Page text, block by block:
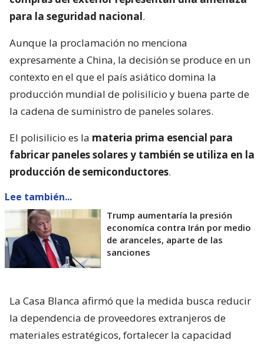
para la seguridad nacional.
Aunque la proclamación no menciona
expresamente a China, la decisión se produce en un
contexto en el que el país asiático domina la
producción mundial de polisilicio y buena parte de
la cadena de suministro de paneles solares.
El polisilicio es la materia prima esencial para
fabricar paneles solares y también se utiliza en la
producción de semiconductores.
Lee también...
Trump aumentaría la presión
economíca contra Irán por medio
de aranceles, aparte de las
sanciones
La Casa Blanca afirmó que la medida busca reducir
la dependencia de proveedores extranjeros de
materiales estratégicos, fortalecer la capacidad